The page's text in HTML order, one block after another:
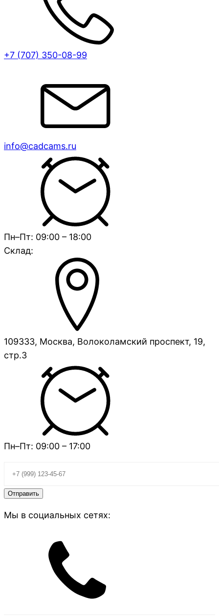
+7 (707) 350-08-99
info@cadcams.ru
Пн–Пт: 09:00 – 18:00
Склад:
109333, Москва, Волоколамский проспект, 19,
стр.3
Пн–Пт: 09:00 – 17:00
Мы в социальных сетях: